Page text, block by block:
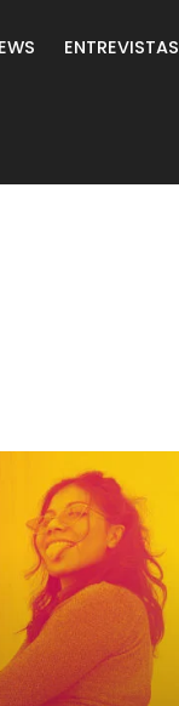
ENTREVISTAS